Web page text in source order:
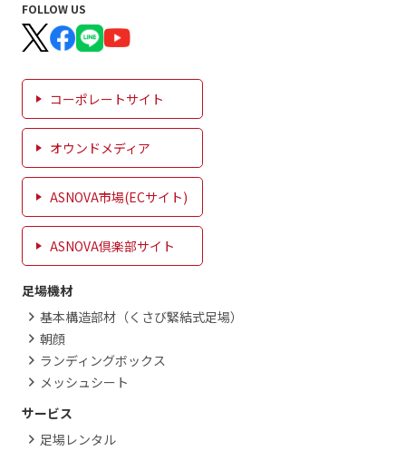
FOLLOW US
コーポレートサイト
オウンドメディア
ASNOVA市場(ECサイト)
ASNOVA倶楽部サイト
足場機材
基本構造部材（くさび緊結式足場）
朝顔
ランディングボックス
メッシュシート
サービス
足場レンタル